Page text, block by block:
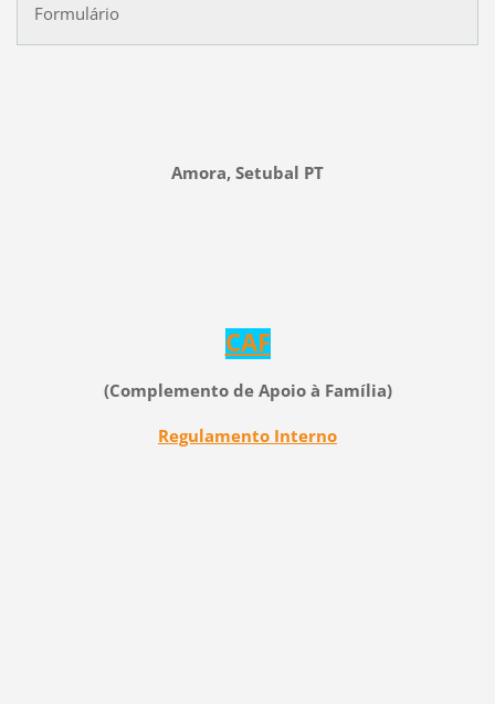
Formulário
Amora, Setubal PT
CAF
(Complemento de Apoio à Família)
Regulamento Interno